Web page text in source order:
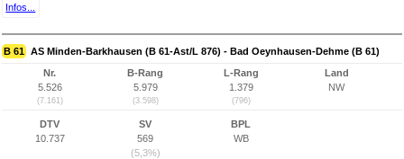
Infos...
B 61 AS Minden-Barkhausen (B 61-Ast/L 876) - Bad Oeynhausen-Dehme (B 61)
Nr.
5.526
(7.161)
B-Rang
5.979
(3.598)
L-Rang
1.379
(796)
Land
NW
DTV
10.737
SV
569
(5,3%)
BPL
WB